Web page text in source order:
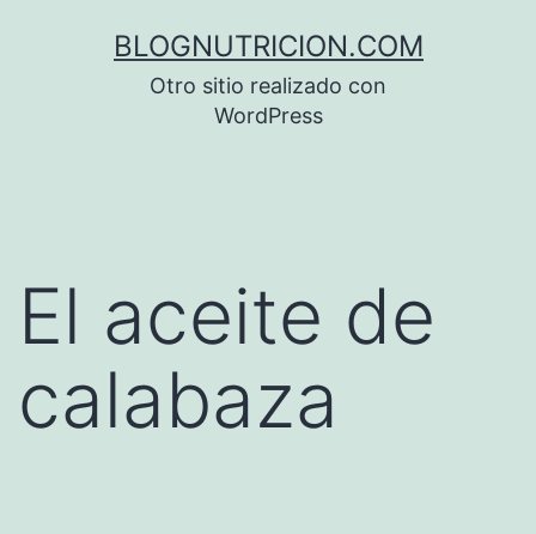
BLOGNUTRICION.COM
Otro sitio realizado con
WordPress
El aceite de
calabaza